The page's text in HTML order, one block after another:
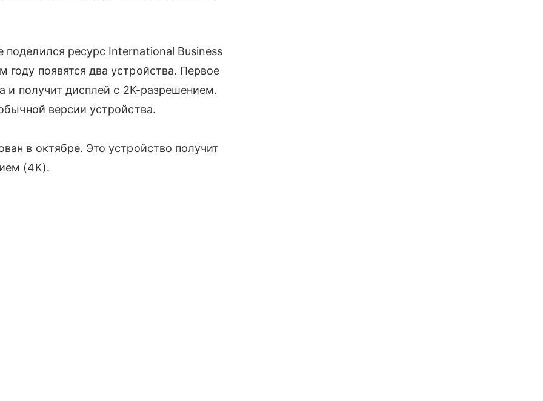
поделился ресурс International Business
появятся два устройства. Первое
и получит дисплей с 2K-разрешением.
версии устройства.
в октябре. Это устройство получит
(4K).